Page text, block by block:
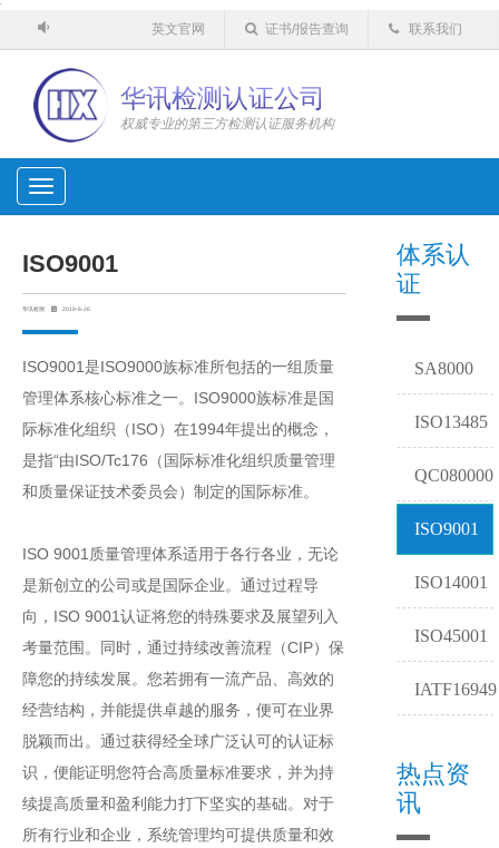
'
英文官网 证书/报告查询 联系我们
华讯检测认证公司
权威专业的第三方检测认证服务机构
Toggle
navigation
ISO9001
华讯检测 2019-6-26
ISO9001是ISO9000族标准所包括的一组质量
管理体系核心标准之一。ISO9000族标准是国
际标准化组织（ISO）在1994年提出的概念，
是指“由ISO/Tc176（国际标准化组织质量管理
和质量保证技术委员会）制定的国际标准。
ISO 9001质量管理体系适用于各行各业，无论
是新创立的公司或是国际企业。通过过程导
向，ISO 9001认证将您的特殊要求及展望列入
考量范围。同时，通过持续改善流程（CIP）保
障您的持续发展。您若拥有一流产品、高效的
经营结构，并能提供卓越的服务，便可在业界
脱颖而出。通过获得经全球广泛认可的认证标
识，便能证明您符合高质量标准要求，并为持
续提高质量和盈利能力打下坚实的基础。对于
所有行业和企业，系统管理均可提供质量和效
体系认
证
SA8000
ISO13485
QC080000
ISO9001
ISO14001
ISO45001
IATF16949
热点资
讯